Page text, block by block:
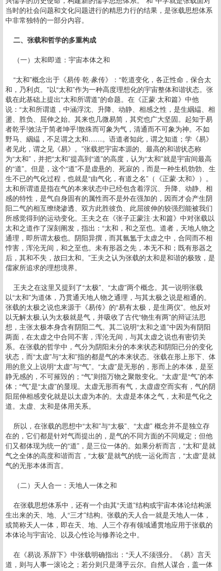
当时的社会问题和文化问题进行的精思力行的结果，是张载思想体系
中非常独特的一部分内容。
二、张载和哲学的多重构成
（一）太和即道：宇宙本体之和
“太和”概念出于《易传·乾·彖传》：“乾道变化，各正性命，保合太
和，乃利贞。”以“太和”作为一种高度理想化的宇宙整体和谐状态。张
载在此基础上提出“太和所谓道”的命题。在《正蒙·太和篇》中他
说：“太和所谓道，中涵浮沈、升降、动静、相感之性，是生絪緼、相
盪、胜负、屈伸之始。其来也几微易简，其究也广大坚固。起知于易
者乾乎!效法于简者坤乎!散殊而可象为气，清通而不可象为神。不如
野马、絪緼，不足谓之太和……。语道者知此，谓之知道；学《易》
者见此，谓之见《易》。”张载把宇宙本源的、最高的和谐状态称
为“太和”，并把“太和”提高到“道”的高度，认为“太和”就是宇宙间最高
的“道”。但是，这个“道”不是虚悬的、死寂的，而是一种生机勃勃、生
生不已的气化过程，也就是“由气化，有道之名”（《正蒙·太和》）。
太和所谓道是指在气的本来状态中已经包含着浮沉、升降、动静、相
感的特性，是气自身固有的属性而不是外在强加的，因而才会产生阴
阳二气的相互缭绕渗透、双方此胜彼负、此屈彼伸的较强烈能被我们
所感觉得到的运动变化。王夫之在《张子正蒙注·太和篇》中对张载以
太和之道作了深刻阐发，指出：“太和，和之至也。道者，天地人物之
通理，即所谓太极也。阴阳异撰，而其氤氲于太虚之中，合同而不相
悖害，浑沦无间，和之至也。未有形器之先，本无不和；既有形器之
后，其和不失，故曰太和。”王夫之认为张载的太和是和谐的极致，是
儒家所追求的理想境界。
王夫之在这里又提到了“太极”、“太虚”两个概念。其一说明张载
以“太和”为道体，乃贯通天地人物之通理，与其太极之说是相通的。
张载的太极之说也来源于《易传》的“易有太极，是生两仪”。他反对
以无解太极,认为太极就是气，并吸收了古代“物生有两”的辩证法思
想，主张太极本身含有阴阳二气。其二说明“太和之道”中因为有阴阳
两面，在太虚之中合同不害，浑沦无间，与其太虚之说也有密切关
系。在张载的哲学中，气分为阴阳未分的本来状态和阴阳已分的变化
状态，而“太虚”与“太和”指的都是气的本来状态。张载在形上形下、体
用的意义上说明“太虚”与“气”。“太虚”是无形的，形而上的本体，是至
静无感的，不可摧毁的；“气”则指万物之聚散变化。“太虚”是“气”的本
体；“气”是“太虚”的显现。太虚无形而有气，太虚虚空而实有，气的阴
阳屈伸相感变化就是以太虚为本的。太虚是本体之气，太和是气化之
道。太虚、太和是体用关系。
所以，在张载的思想中“太和”与“太极”、“太虚” 概念并不是独立存
在的，它们都是针对气而提出的，是气的不同方面的不同规定；但他
们又都体现为统一的“道”，是三位一体的。如果分析而言，“太和”是就
气之全体的高度和谐而言，“太极”是就气的统一运化而言，“太虚”是就
气的无形本体而言。
（二）天人合一：天地人一体之和
在张载思想体系中，还有一个由其“天道”结构或宇宙本体论结构派
生出来的天、地、人“三才”结构。张载的天人合一就是天地人一体，
或简称天人一体，即在天、地、人三个存有领域通贯地应用于张载的
本体论与宇宙论、以及心性论与修养论之中。
在《易说·系辞下》中张载明确指出：“天人不须强分。《易》言天
道，则与人事一滚论之；若分则只是薄乎云尔。自然人谋合，盖一体